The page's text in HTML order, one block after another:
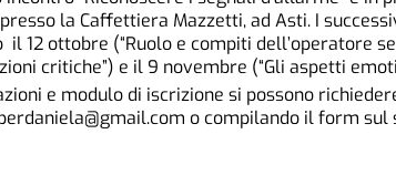
la Caffettiera Mazzetti, ad Asti. I
il 12 ottobre (“Ruolo e compiti dell’operatore
critiche”) e il 9 novembre (“Gli aspetti
e modulo di iscrizione si possono
o compilando il form